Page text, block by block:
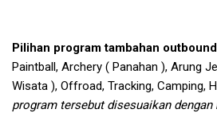
Pilihan program tambahan
Paintball, Archery ( Panahan ), Arung
Wisata ), Offroad, Tracking, Camping,
program tersebut disesuaikan